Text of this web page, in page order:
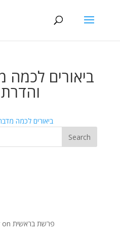
ביאורים לכמה
ביאורים לכמה
on פרשת בראשית